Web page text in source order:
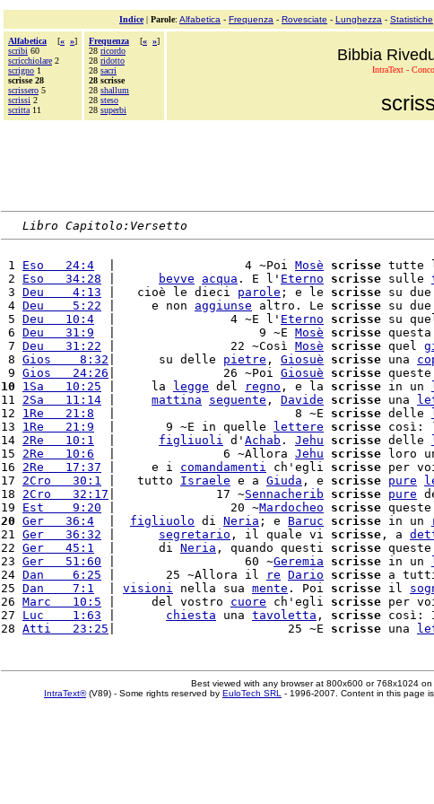
Indice| Parole: Alfabetica - Frequenza - Rovesciate - Lunghezza - Statistiche
Alfabetica [« »]
scribi 60
scricchiolare 2
scrigno 1
scrisse 28
scrissero 5
scrissi 2
scritta 11
Frequenza [« »]
28 ricordo
28 ridotto
28 sacri
28 scrisse
28 shallum
28 steso
28 superbi
Bibbia
IntraText -
Libro Capitolo:Versetto
1 Eso   24:4
  |                  4 ~Poi
Mosè scrisse tutte
2 Eso   34:28 bevve acqua . E l' Eterno scrisse sulle
3 Deu    4:13 |   cioè le dieci parole ; e le scrisse su due
4 Deu    5:22 |     e non aggiunse altro. Le scrisse su due
5 Deu   10:4
  |                4 ~E l'
Eterno scrisse su
6 Deu   31:9
  |                    9 ~E
Mosè scrisse questa
7 Deu   31:22 |                22 ~Così Mosè scrisse quel
8 Gios    8:32 |      su delle pietre , Giosuè scrisse una
9 Gios   24:26 |               26 ~Poi Giosuè scrisse queste
10
1Sa   10:25 |     la legge del regno , e la scrisse in un
11 2Sa   11:14 mattina seguente , Davide scrisse una
12 1Re   21:8
  |                         8 ~E
scrisse delle
13 1Re   21:9
  |       9 ~E in quelle
lettere scrisse così:
14 2Re   10:1 figliuoli d' Achab . Jehu scrisse delle
15 2Re   10:6
  |               6 ~Allora
Jehu scrisse loro
16 2Re   17:37 |     e i comandamenti ch'egli scrisse per
17 2Cro   30:1 |   tutto Israele e a Giuda , e scrisse pure
18 2Cro   32:17 |              17 ~Sennacherib scrisse pure
19 Est    9:20 |                20 ~Mardocheo scrisse queste
20 Ger   36:4 figliuolo di Neria ; e Baruc scrisse in un
21 Ger   36:32 segretario , il quale vi scrisse , a
22 Ger   45:1
  |      di
Neria , quando questi scrisse queste
23 Ger   51:60 |                  60 ~Geremia scrisse in un
24 Dan    6:25 |       25 ~Allora il re Dario scrisse a
25 Dan    7:1 visioni nella sua mente . Poi scrisse il
26 Marc   10:5 |     del vostro cuore ch'egli scrisse per
27 Luc    1:63 chiesta una tavoletta , scrisse così:
28 Atti   23:25 |                        25 ~E scrisse una
Best viewed with any browser at 800x600 or 768x1024 on
IntraText®(V89) - Some rights reserved by EuloTech SRL - 1996-2007. Content in this page